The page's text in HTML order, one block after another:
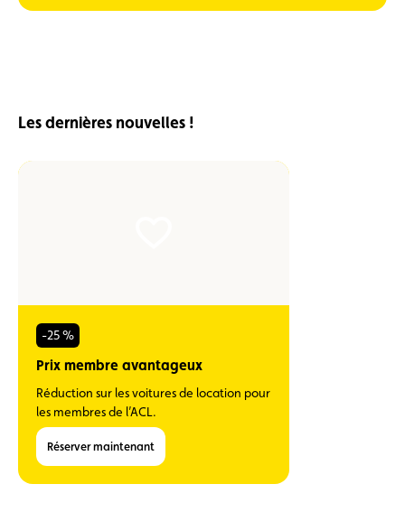
Les dernières nouvelles !
-25 %
Prix membre avantageux
Réduction sur les voitures de location pour
les membres de l’ACL.
Réserver maintenant